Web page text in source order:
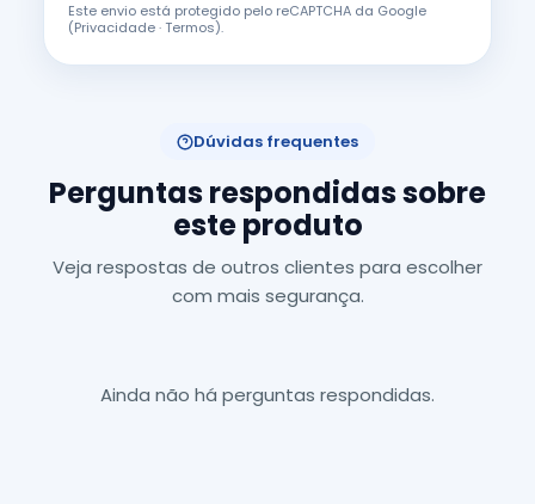
Este envio está protegido pelo reCAPTCHA da Google
(Privacidade·Termos).
Dúvidas frequentes
Perguntas respondidas sobre
este produto
Veja respostas de outros clientes para escolher
com mais segurança.
Ainda não há perguntas respondidas.